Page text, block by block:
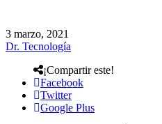
3 marzo, 2021
Dr. Tecnología
¡Compartir este!
Facebook
Twitter
Google Plus